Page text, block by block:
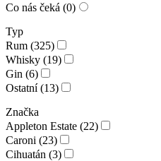
Co nás čeká (0)
Typ
Rum (325)
Whisky (19)
Gin (6)
Ostatní (13)
Značka
Appleton Estate (22)
Caroni (23)
Cihuatán (3)